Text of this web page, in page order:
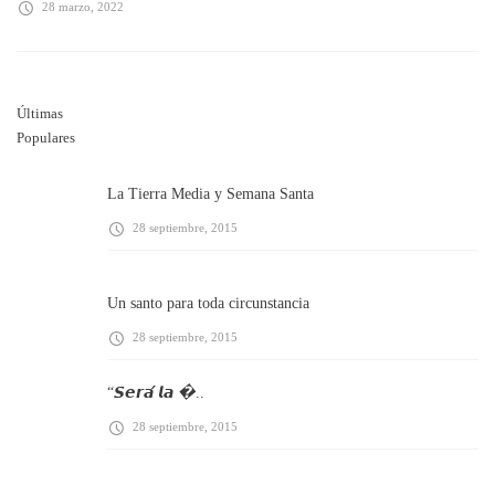
28 marzo, 2022
Últimas
Populares
La Tierra Media y Semana Santa
28 septiembre, 2015
Un santo para toda circunstancia
28 septiembre, 2015
“𝙎𝙚𝙧𝙖́ 𝙡𝙖 �..
28 septiembre, 2015